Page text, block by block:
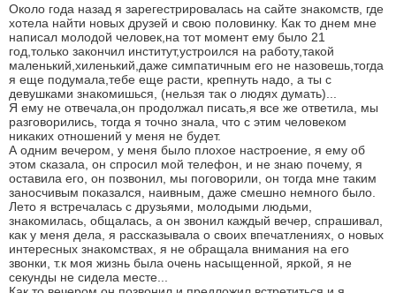
Около года назад я зарегестрировалась на сайте знакомств, где
хотела найти новых друзей и свою половинку. Как то днем мне
написал молодой человек,на тот момент ему было 21
год,только закончил институт,устроился на работу,такой
маленький,хиленький,даже симпатичным его не назовешь,тогда
я еще подумала,тебе еще расти, крепнуть надо, а ты с
девушками знакомишься, (нельзя так о людях думать)...
Я ему не отвечала,он продолжал писать,я все же ответила, мы
разговорились, тогда я точно знала, что с этим человеком
никаких отношений у меня не будет.
А одним вечером, у меня было плохое настроение, я ему об
этом сказала, он спросил мой телефон, и не знаю почему, я
оставила его, он позвонил, мы поговорили, он тогда мне таким
заносчивым показался, наивным, даже смешно немного было.
Лето я встречалась с друзьями, молодыми людьми,
знакомилась, общалась, а он звонил каждый вечер, спрашивал,
как у меня дела, я рассказывала о своих впечатлениях, о новых
интересных знакомствах, я не обращала внимания на его
звонки, т.к моя жизнь была очень насыщенной, яркой, я не
секунды не сидела месте...